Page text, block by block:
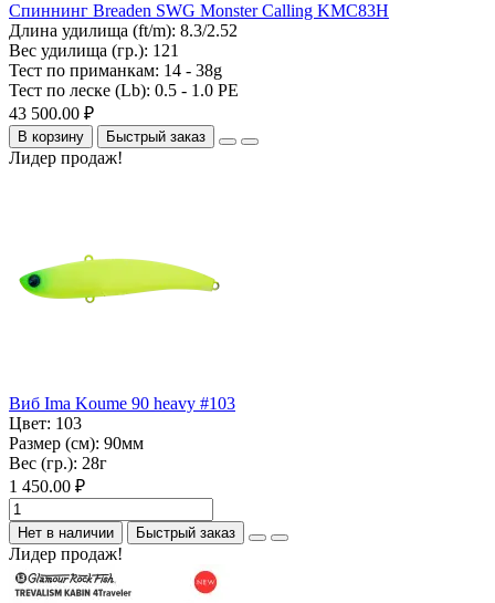
Спиннинг Breaden SWG Monster Calling KMC83H
Длина удилища (ft/m): 8.3/2.52
Вес удилища (гр.): 121
Тест по приманкам: 14 - 38g
Тест по леске (Lb): 0.5 - 1.0 PE
43 500.00 ₽
В корзину Быстрый заказ
Лидер продаж!
Виб Ima Koume 90 heavy #103
Цвет: 103
Размер (см): 90мм
Вес (гр.): 28г
1 450.00 ₽
Нет в наличии Быстрый заказ
Лидер продаж!